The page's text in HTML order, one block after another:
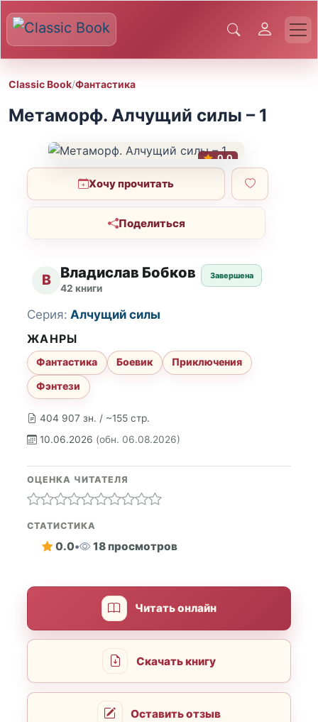
Classic Book/Фантастика
Метаморф. Алчущий силы – 1
0.0
Хочу прочитать
Поделиться
В Владислав Бобков
42 книги
Завершена
404 907 зн. / ~155 стр.
10.06.2026 (обн. 06.08.2026)
Серия: Алчущий силы
ЖАНРЫ
Фантастика Боевик
Приключения
Фэнтези
ОЦЕНКА ЧИТАТЕЛЯ
СТАТИСТИКА
0.0• 18 просмотров
Читать онлайн
Скачать книгу
Оставить отзыв